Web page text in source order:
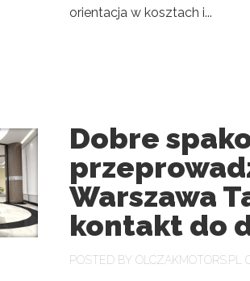
orientacja w kosztach i...
Dobre
Warszawa
kontakt do
POSTED BY OLCZAKMOTORS.PL